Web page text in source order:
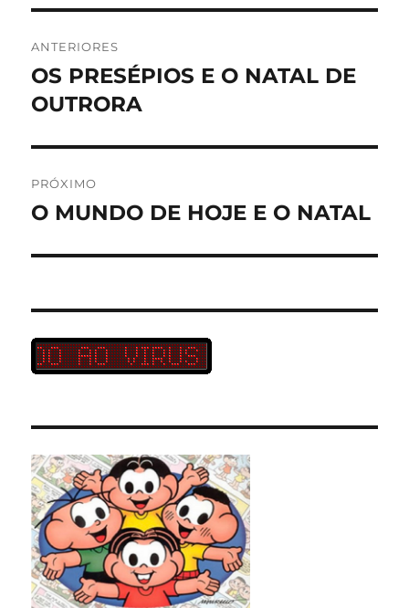
de
Post
ANTERIORES
Post
anterior:
OS PRESÉPIOS E O NATAL DE
OUTRORA
PRÓXIMO
Próximo
O MUNDO DE HOJE E O NATAL